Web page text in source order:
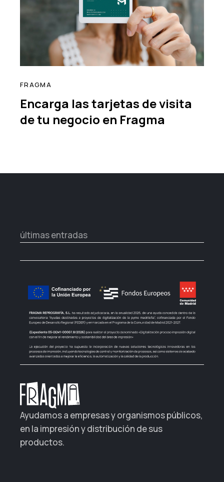
read
FRAGMA
Encarga las tarjetas de visita
de tu negocio en Fragma
últimas entradas
Ayudamos a empresas y organismos públicos,
en la impresión y distribución de sus
productos.